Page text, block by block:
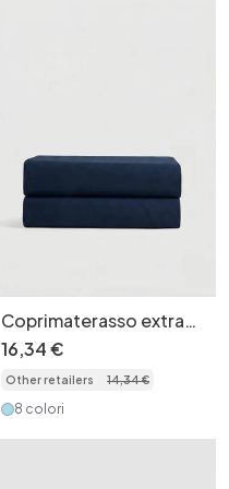
Coprimaterasso extra
large impermeabile e
traspirante in poliestere
spazzolato, leggero e
idrorepellente.
16,34€
Other retailers 14,34€
8 colori